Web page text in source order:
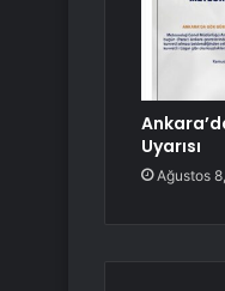
Uyarısı
Ağustos